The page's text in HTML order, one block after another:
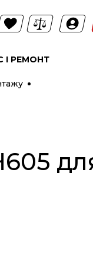
І РЕМОНТ